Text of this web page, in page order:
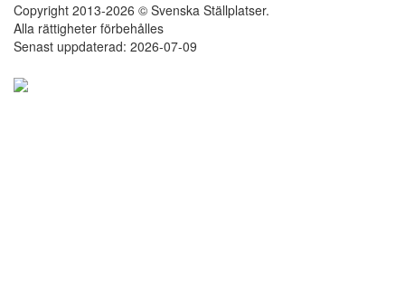
Copyright 2013-2026 © Svenska Ställplatser.
Alla rättigheter förbehålles
Senast uppdaterad: 2026-07-09